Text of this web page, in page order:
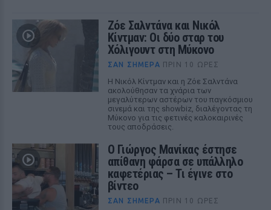
Ζόε Σαλντάνα και Νικόλ
Κίντμαν: Οι δύο σταρ του
Χόλιγουντ στη Μύκονο
ΣΑΝ ΣΉΜΕΡΑ ΠΡΙΝ 10 ΏΡΕΣ
Η Νικόλ Κίντμαν και η Ζόε Σαλντάνα
ακολούθησαν τα χνάρια των
μεγαλύτερων αστέρων του παγκόσμιου
σινεμά και της showbiz, διαλέγοντας τη
Μύκονο για τις φετινές καλοκαιρινές
τους αποδράσεις.
Ο Γιώργος Μανίκας έστησε
απίθανη φάρσα σε υπάλληλο
καφετέριας – Τι έγινε στο
βίντεο
ΣΑΝ ΣΉΜΕΡΑ ΠΡΙΝ 10 ΏΡΕΣ